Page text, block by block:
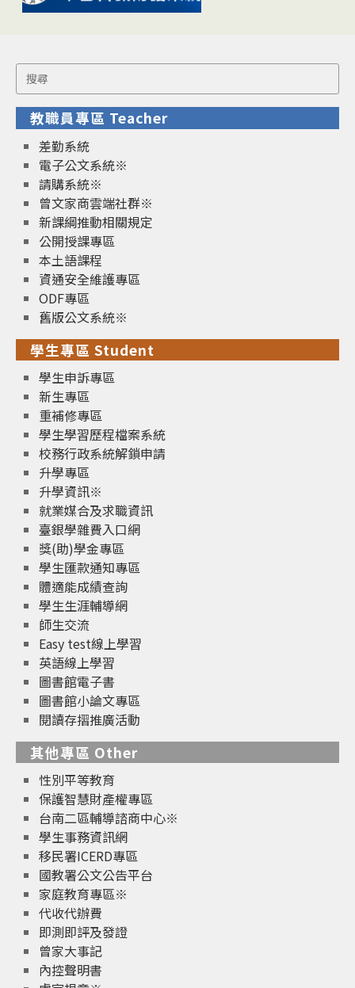
Search
for:
教職員專區 Teacher
差勤系統
電子公文系統※
請購系統※
曾文家商雲端社群※
新課綱推動相關規定
公開授課專區
本土語課程
資通安全維護專區
ODF專區
舊版公文系統※
學生專區 Student
學生申訴專區
新生專區
重補修專區
學生學習歷程檔案系統
校務行政系統解鎖申請
升學專區
升學資訊※
就業媒合及求職資訊
臺銀學雜費入口網
獎(助)學金專區
學生匯款通知專區
體適能成績查詢
學生生涯輔導網
師生交流
Easy test線上學習
英語線上學習
圖書館電子書
圖書館小論文專區
閱讀存摺推廣活動
其他專區 Other
性別平等教育
保護智慧財產權專區
台南二區輔導諮商中心※
學生事務資訊網
移民署ICERD專區
國教署公文公告平台
家庭教育專區※
代收代辦費
即測即評及發證
曾家大事記
內控聲明書